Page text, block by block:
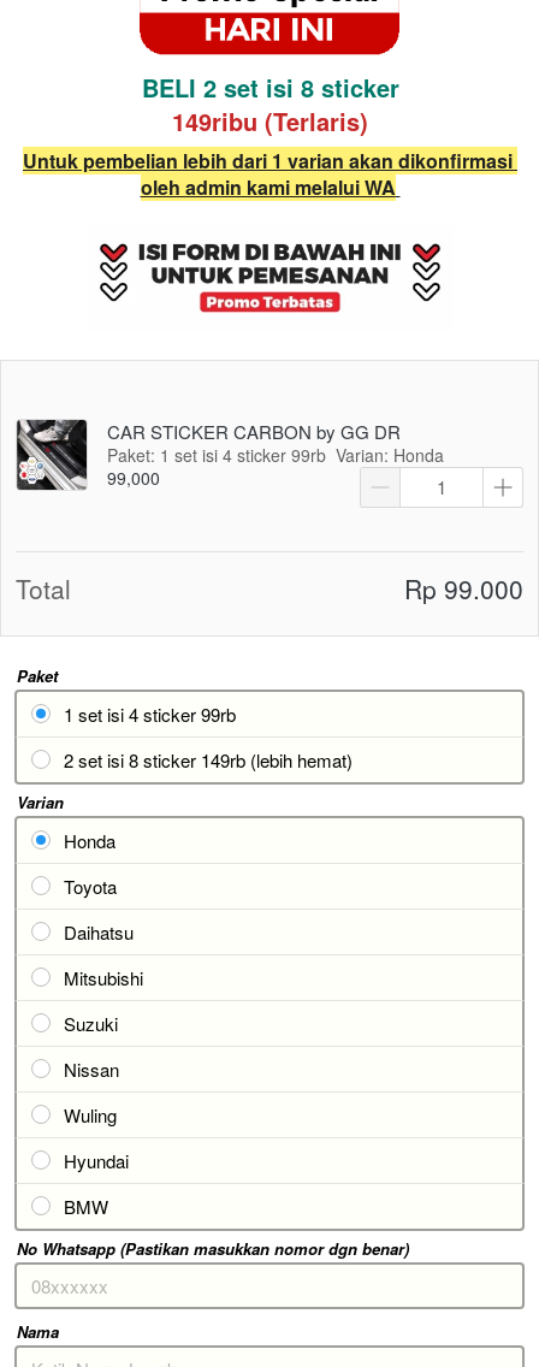
BELI 2 set isi 8 sticker
149ribu (Terlaris)
Untuk pembelian lebih dari 1 varian akan dikonfirmasi
oleh admin kami melalui WA
Paket
1 set isi 4 sticker 99rb
2 set isi 8 sticker 149rb (lebih hemat)
Varian
Honda
Toyota
Daihatsu
Mitsubishi
Suzuki
Nissan
Wuling
Hyundai
BMW
No Whatsapp (Pastikan masukkan nomor dgn benar)
Nama
CAR STICKER CARBON by GG DR
Paket: 1 set isi 4 sticker 99rb Varian: Honda
99,000
Total Rp 99.000